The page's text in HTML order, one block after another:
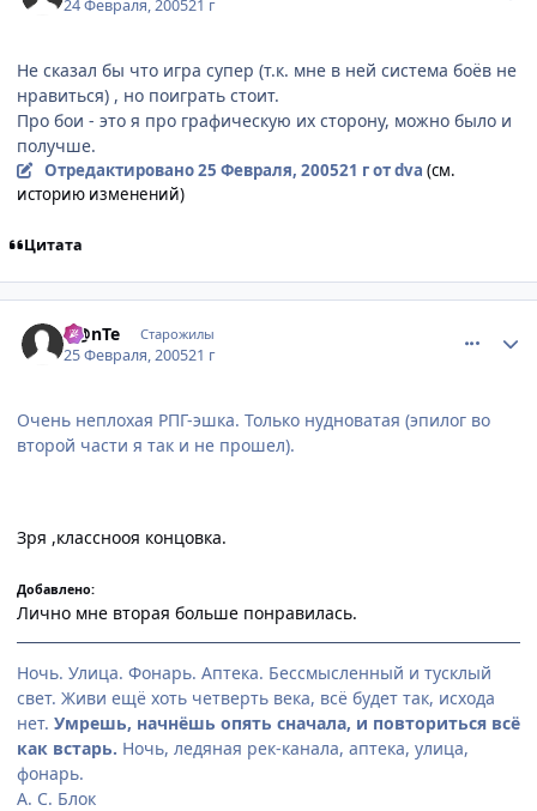
24 Февраля, 200521 г
Не сказал бы что игра супер (т.к. мне в ней система боёв не
нравиться) , но поиграть стоит.
Про бои - это я про графическую их сторону, можно было и
получше.
Отредактировано25 Февраля, 200521 гот dva (см.
историю изменений)
Цитата
D@nTe Старожилы
25 Февраля, 200521 г
Очень неплохая РПГ-эшка. Только нудноватая (эпилог во
второй части я так и не прошел).
Зря ,класснооя концовка.
Добавлено:
Лично мне вторая больше понравилась.
Ночь. Улица. Фонарь. Аптека. Бессмысленный и тусклый
свет. Живи ещё хоть четверть века, всё будет так, исхода
нет. Умрешь, начнёшь опять сначала, и повториться всё
как встарь. Ночь, ледяная рек-канала, аптека, улица,
фонарь.
А. С. Блок